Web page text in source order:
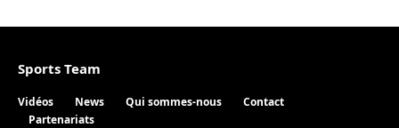
Sports Team
Vidéos News Qui sommes-nous
Contact
Partenariats